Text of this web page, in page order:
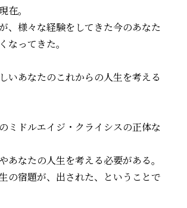
在。
、様々な経験をしてきた今のあなた
なってきた。
いあなたのこれからの人生を考える
ミドルエイジ・クライシスの正体な
あなたの人生を考える必要がある。
の宿題が、出された、ということで